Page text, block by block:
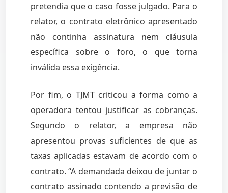
pretendia que o caso fosse julgado. Para o
relator, o contrato eletrônico apresentado
não continha assinatura nem cláusula
específica sobre o foro, o que torna
inválida essa exigência.
Por fim, o TJMT criticou a forma como a
operadora tentou justificar as cobranças.
Segundo o relator, a empresa não
apresentou provas suficientes de que as
taxas aplicadas estavam de acordo com o
contrato. “A demandada deixou de juntar o
contrato assinado contendo a previsão de